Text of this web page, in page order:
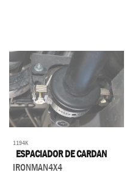
1194K
ESPACIADOR DE CARDAN
IRONMAN4X4